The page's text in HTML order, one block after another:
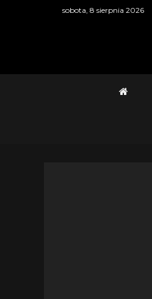
sobota, 8 sierpnia 2026